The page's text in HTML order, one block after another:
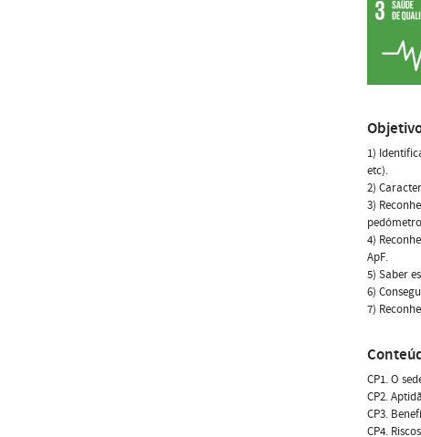
1)
etc).
2)
3)
4)
ApF.
5) Saber
6)
7)
CP1. O
CP2.
CP3.
CP4.